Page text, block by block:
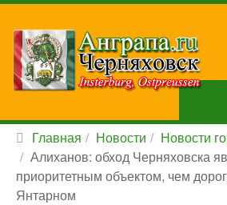
Главная Новости
Новости
Алиханов: обход Черняховска
приоритетным объектом, чем
Янтарном